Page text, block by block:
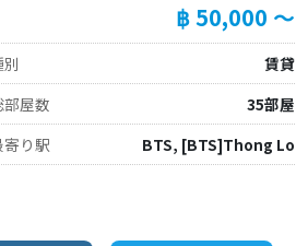
฿ 50,000 ～
賃貸
部屋数
35部屋
寄り駅
BTS, [BTS]Thong Lo